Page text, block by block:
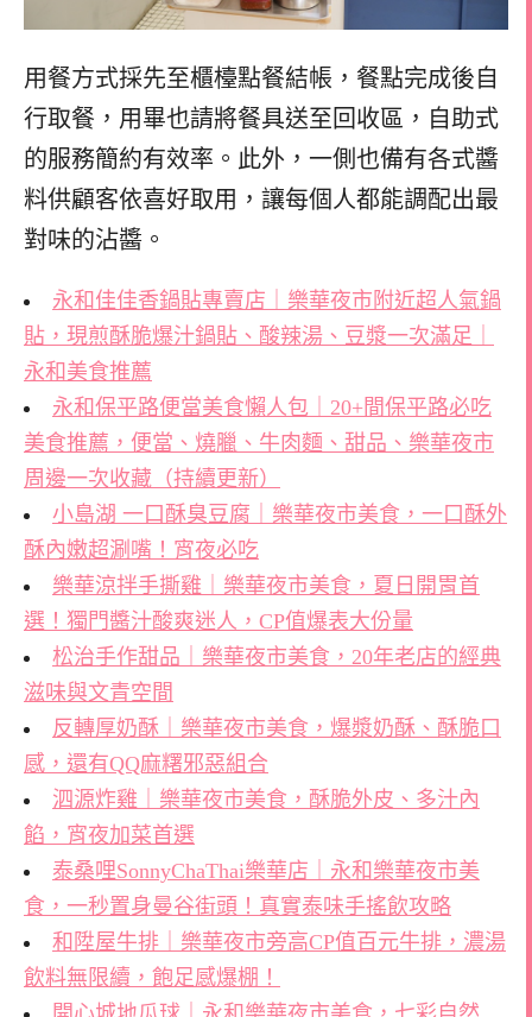
用餐方式採先至櫃檯點餐結帳，餐點完成後自
行取餐，用畢也請將餐具送至回收區，自助式
的服務簡約有效率。此外，一側也備有各式醬
料供顧客依喜好取用，讓每個人都能調配出最
對味的沾醬。
永和佳佳香鍋貼專賣店｜樂華夜市附近超人氣鍋
貼，現煎酥脆爆汁鍋貼、酸辣湯、豆漿一次滿足｜
永和美食推薦
永和保平路便當美食懶人包｜20+間保平路必吃
美食推薦，便當、燒臘、牛肉麵、甜品、樂華夜市
周邊一次收藏（持續更新）
小島湖 一口酥臭豆腐｜樂華夜市美食，一口酥外
酥內嫩超涮嘴！宵夜必吃
樂華涼拌手撕雞｜樂華夜市美食，夏日開胃首
選！獨門醬汁酸爽迷人，CP值爆表大份量
松治手作甜品｜樂華夜市美食，20年老店的經典
滋味與文青空間
反轉厚奶酥｜樂華夜市美食，爆漿奶酥、酥脆口
感，還有QQ麻糬邪惡組合
泗源炸雞｜樂華夜市美食，酥脆外皮、多汁內
餡，宵夜加菜首選
泰桑哩SonnyChaThai樂華店｜永和樂華夜市美
食，一秒置身曼谷街頭！真實泰味手搖飲攻略
和陞屋牛排｜樂華夜市旁高CP值百元牛排，濃湯
飲料無限續，飽足感爆棚！